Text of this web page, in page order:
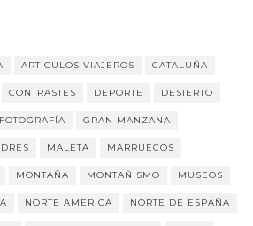
ARTICULOS VIAJEROS CATALUÑA
CONTRASTES DEPORTE DESIERTO
FOTOGRAFÍA GRAN MANZANA
MALETA MARRUECOS
MONTAÑA MONTAÑISMO MUSEOS
NORTE AMERICA NORTE DE ESPAÑA